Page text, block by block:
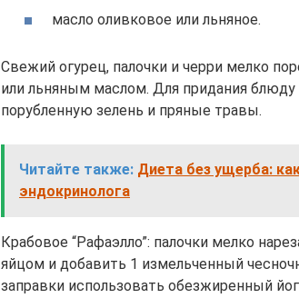
масло оливковое или льняное.
Свежий огурец, палочки и черри мелко
или льняным маслом. Для придания
порубленную зелень и пряные травы.
Читайте также: Диета без ущерба:
эндокринолога
Крабовое “Рафаэлло”: палочки мелко
яйцом и добавить 1 измельченный
заправки использовать обезжиренный